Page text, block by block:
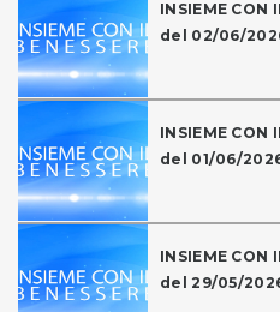
INSIEME CON
del 02/06/
INSIEME CON
del 01/06/
INSIEME CON
del 29/05/